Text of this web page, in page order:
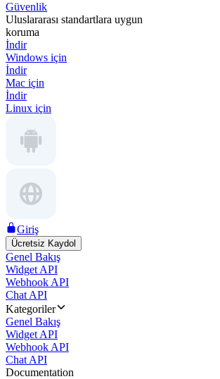
Güvenlik
Uluslararası standartlara uygun
koruma
İndir
Windows için
İndir
Mac için
İndir
Linux için
Giriş
Ücretsiz Kaydol
Genel Bakış
Widget API
Webhook API
Chat API
Kategoriler
Genel Bakış
Widget API
Webhook API
Chat API
Documentation